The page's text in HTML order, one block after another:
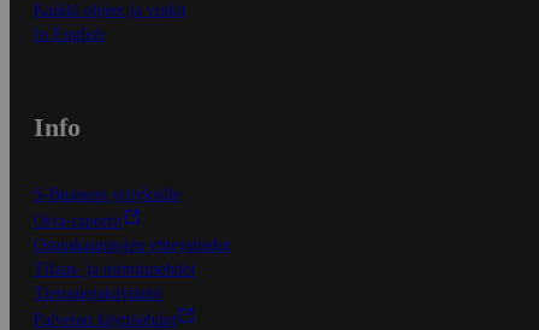
Kaikki ohjeet ja vinkit
In English
Info
S-Business yrityksille
Oiva-raportit
Osuuskauppojen yhteystiedot
Tilaus- ja toimitusehdot
Tietosuojakäytäntö
Palvelun käyttöehdot